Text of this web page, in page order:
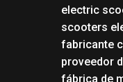
electric
scooters
fabricante
proveedor
fábrica de